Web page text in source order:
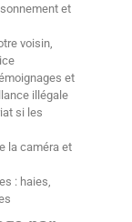
et
voisin,
et
illégale
si les
la caméra et
: haies,